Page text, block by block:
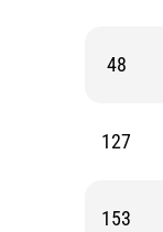
48
127
153